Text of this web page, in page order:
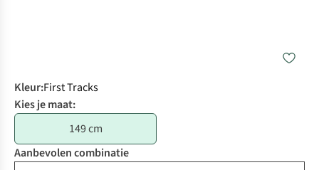
Kleur:First Tracks
Kies je maat:
149 cm
Aanbevolen combinatie